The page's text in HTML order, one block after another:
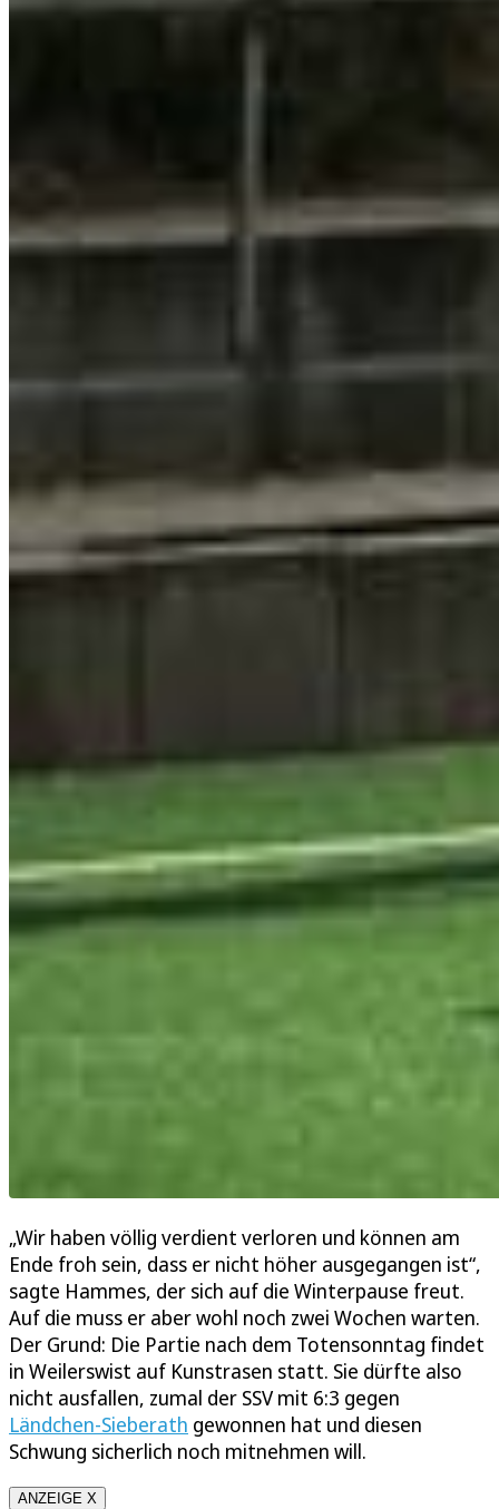
„Wir haben völlig verdient verloren und können am
Ende froh sein, dass er nicht höher ausgegangen ist“,
sagte Hammes, der sich auf die Winterpause freut.
Auf die muss er aber wohl noch zwei Wochen warten.
Der Grund: Die Partie nach dem Totensonntag findet
in Weilerswist auf Kunstrasen statt. Sie dürfte also
nicht ausfallen, zumal der SSV mit 6:3 gegen
Ländchen-Sieberath gewonnen hat und diesen
Schwung sicherlich noch mitnehmen will.
ANZEIGE X